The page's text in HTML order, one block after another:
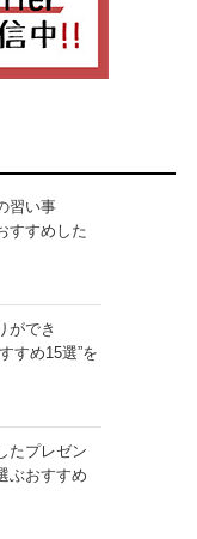
習い事
すすめした
ができ
すめ15選”を
たプレゼン
ぶおすすめ